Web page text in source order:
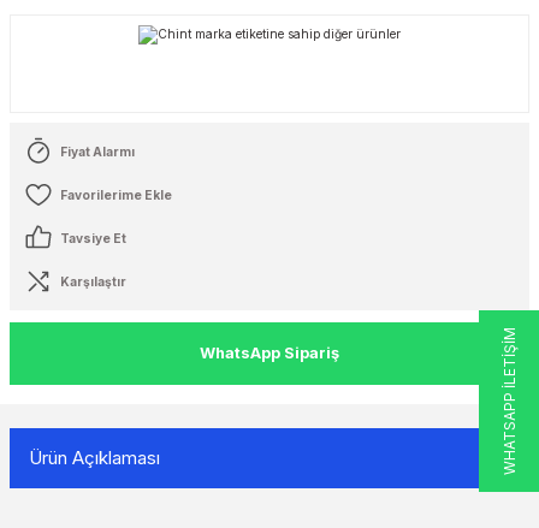
Fiyat Alarmı
Tavsiye Et
Karşılaştır
WhatsApp Sipariş
Ürün Açıklaması WHATSAPP İLETİŞİM